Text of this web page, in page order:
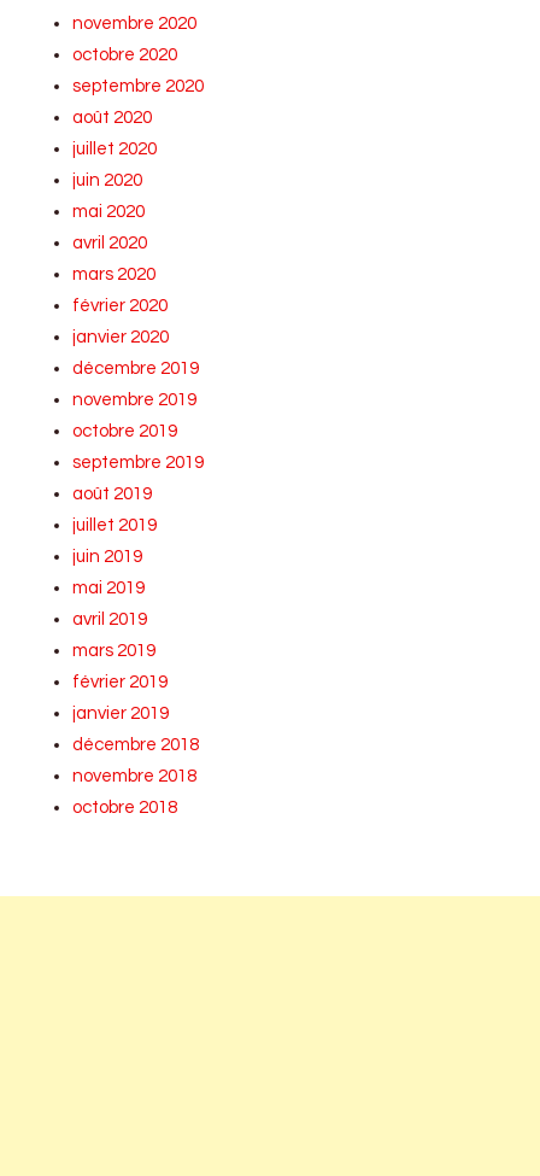
novembre 2020
octobre 2020
septembre 2020
août 2020
juillet 2020
juin 2020
mai 2020
avril 2020
mars 2020
février 2020
janvier 2020
décembre 2019
novembre 2019
octobre 2019
septembre 2019
août 2019
juillet 2019
juin 2019
mai 2019
avril 2019
mars 2019
février 2019
janvier 2019
décembre 2018
novembre 2018
octobre 2018